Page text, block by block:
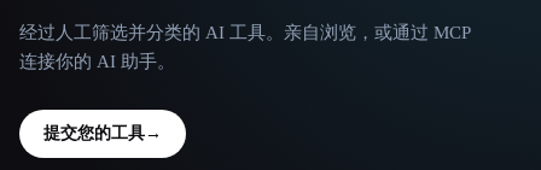
经过人工筛选并分类的 AI 工具。亲自浏览，或通过 MCP
连接你的 AI 助手。
提交您的工具→